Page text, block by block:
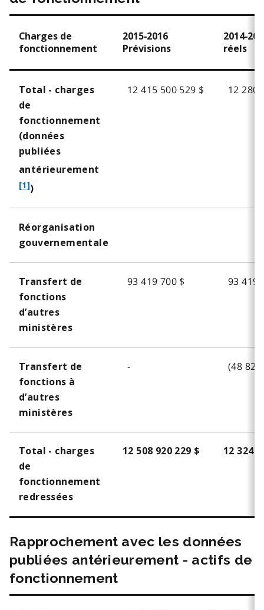
Charges de
fonctionnement
2015‑2016
Prévisions
réels
Total - charges
de
fonctionnement
(données
publiées
antérieurement
o
[1])
12 415 500 529 $ 12 280
Réorganisation
gouvernementale
Transfert de
fonctions
d’autres
ministères
93 419 700 $ 93 419
Transfert de
fonctions à
d’autres
ministères
- (48
Total - charges
de
fonctionnement
redressées
12 508 920 229 $ 12 324
Rapprochement avec les données
publiées antérieurement - actifs de
fonctionnement